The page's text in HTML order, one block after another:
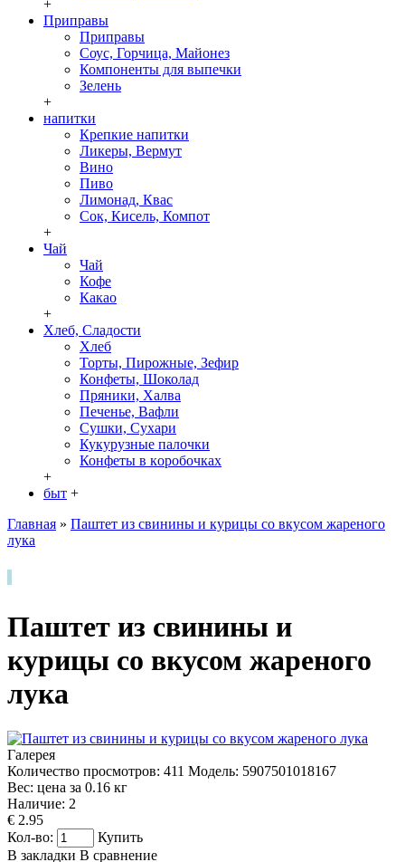
+
Приправы
Приправы
Соус, Горчица, Майонез
Компоненты для выпечки
Зелень
+
напитки
Крепкие напитки
Ликеры, Вермут
Вино
Пиво
Лимонад, Квас
Сок, Кисель, Компот
+
Чай
Чай
Кофе
Какао
+
Хлеб, Сладости
Хлеб
Торты, Пирожные, Зефир
Конфеты, Шоколад
Пряники, Халва
Печенье, Вафли
Сушки, Сухари
Кукурузные палочки
Конфеты в кoробочках
+
быт +
Главная » Паштет из свинины и курицы со вкусом жареного
лука
Паштет из свинины и
курицы со вкусом жареного
лука
Галерея
Количество просмотров: 411 Модель: 5907501018167
Вес: цена за 0.16 кг
Наличие: 2
€ 2.95
Кол-во:
Купить
В закладки В сравнение